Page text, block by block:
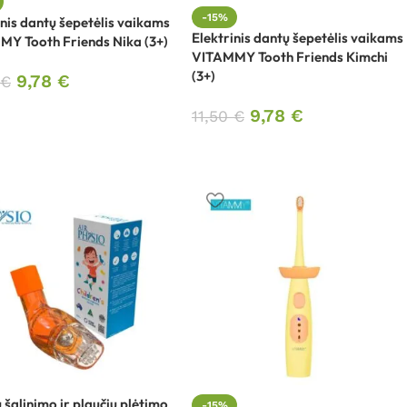
lempos
dantų šepetėlis vaikams
Tooth Friends Nika (3+)
€ 9,78 €
-15%
Elektrinis dantų šepetėlis vaikams
VITAMMY Tooth Friends Kimchi
(3+)
11,50€ 9,78 €